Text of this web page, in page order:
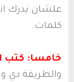
علشان يدرك
كلمات.
خامسا: كتب
والطريقة دي